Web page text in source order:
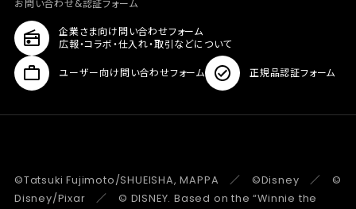
お問い合わせ&認証フォーム
企業さま向け問い合わせフォーム
広報・コラボ・仕入れ・取引などについて
ユーザー向け問い合わせフォーム 正規品認証フォーム
©Tatsuki Fujimoto/SHUEISHA, MAPPA ／ ©Disney ／ ©
Disney/Pixar ／ © DISNEY. Based on the “Winnie the